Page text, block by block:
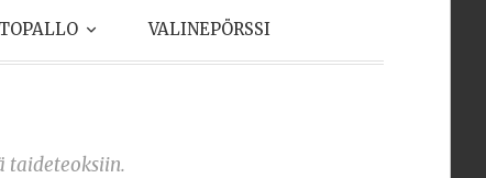
VALINEPÖRSSI
taideteoksiin.